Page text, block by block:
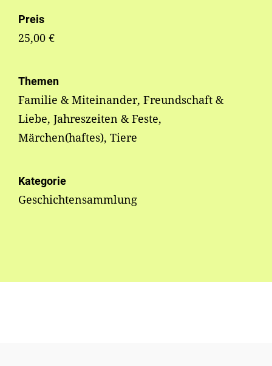
Preis
25,00 €
Themen
Familie & Miteinander, Freundschaft &
Liebe, Jahreszeiten & Feste,
Märchen(haftes), Tiere
Kategorie
Geschichtensammlung